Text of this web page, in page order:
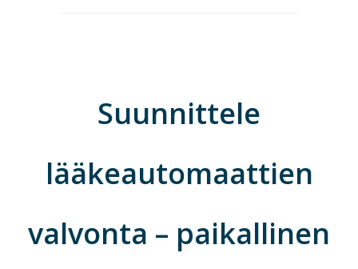
Suunnittele
lääkeautomaattien
valvonta – paikallinen